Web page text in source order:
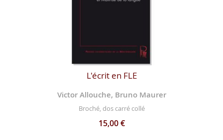
L'écrit en FLE
Victor Allouche, Bruno Maurer
Broché, dos carré collé
15,00 €